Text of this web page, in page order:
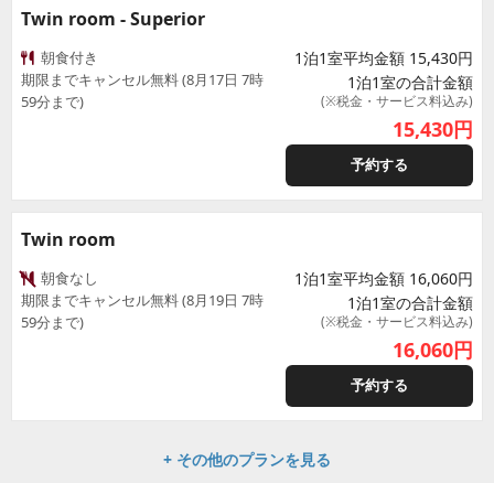
Twin room - Superior
朝食付き
期限までキャンセル無料 (8月17日 7時
59分まで)
1泊1室平均金額 15,430円
1泊1室の合計金額
(※税金・サービス料込み)
15,430円
予約する
Twin room
朝食なし
期限までキャンセル無料 (8月19日 7時
59分まで)
1泊1室平均金額 16,060円
1泊1室の合計金額
(※税金・サービス料込み)
16,060円
予約する
+ その他のプランを見る